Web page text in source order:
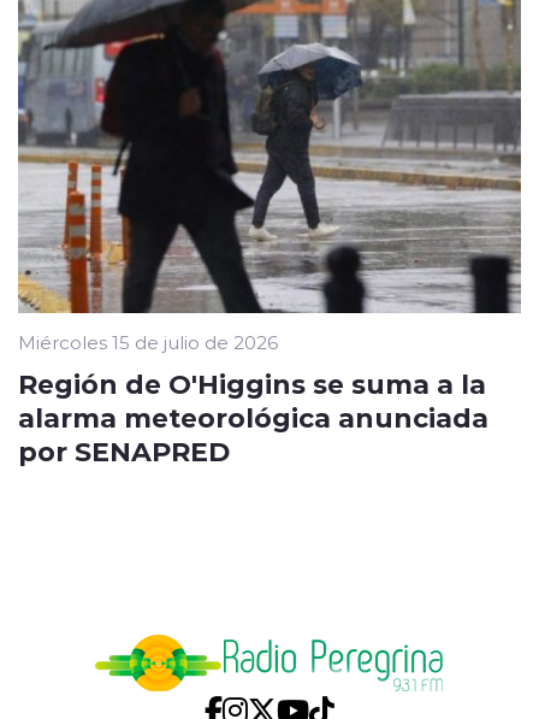
Miércoles 15 de julio de 2026
Región de O'Higgins se suma a la
alarma meteorológica anunciada
por SENAPRED